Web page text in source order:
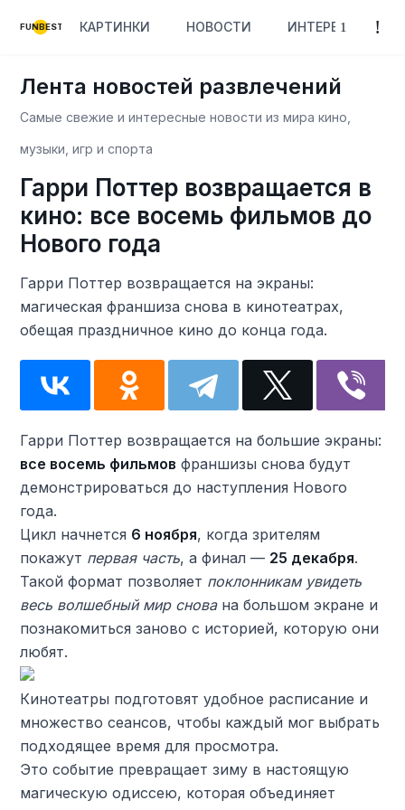
FUNBEST КАРТИНКИ НОВОСТИ ИНТЕРЕСНОЕ
Лента новостей развлечений
Самые свежие и интересные новости из мира кино,
музыки, игр и спорта
Гарри Поттер возвращается в
кино: все восемь фильмов до
Нового года
Гарри Поттер возвращается на экраны:
магическая франшиза снова в кинотеатрах,
обещая праздничное кино до конца года.
Гарри Поттер возвращается на большие экраны:
все восемь фильмов франшизы снова будут
демонстрироваться до наступления Нового
года.
Цикл начнется 6 ноября, когда зрителям
покажут первая часть, а финал — 25 декабря.
Такой формат позволяет поклонникам увидеть
весь волшебный мир снована большом экране и
познакомиться заново с историей, которую они
любят.
Кинотеатры подготовят удобное расписание и
множество сеансов, чтобы каждый мог выбрать
подходящее время для просмотра.
Это событие превращает зиму в настоящую
магическую одиссею, которая объединяет